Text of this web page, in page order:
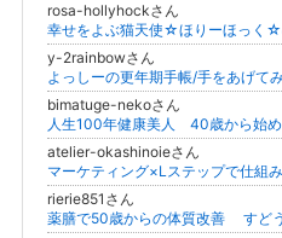
rosa-hollyhockさん
幸せをよぶ猫天使☆ほりーほっく
y-2rainbowさん
bimatuge-nekoさん
atelier-okashinoieさん
マーケティング×Lステップで仕組
rierie851さん
薬膳で50歳からの体質改善 すど